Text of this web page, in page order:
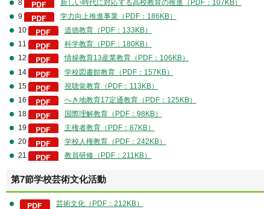
8
新しい時代に対応する高校教育の推進（PDF：107KB）
9
学力向上推進事業（PDF：186KB）
10
道徳教育（PDF：133KB）
11
科学教育（PDF：180KB）
12
情操教育13産業教育（PDF：106KB）
14
学校図書館教育（PDF：157KB）
15
視聴覚教育（PDF：113KB）
16
へき地教育17定通教育（PDF：125KB）
18
国際理解教育（PDF：98KB）
19
主権者教育（PDF：87KB）
20
学校人権教育（PDF：242KB）
21
教員研修（PDF：211KB）
第7節学校芸術文化活動
芸術文化（PDF：212KB）